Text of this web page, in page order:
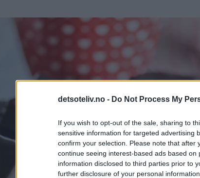
detsoteliv.no - Do Not Process My
If you wish to opt-out of the sale, sharing to
sensitive information for targeted advertising
confirm your selection. Please note that
continue seeing interest-based ads based
information disclosed to third parties prior to
further disclosure of your personal